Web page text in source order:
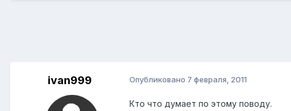
ivan999 Опубликовано 7 февраля, 2011
Кто что думает по этому поводу.